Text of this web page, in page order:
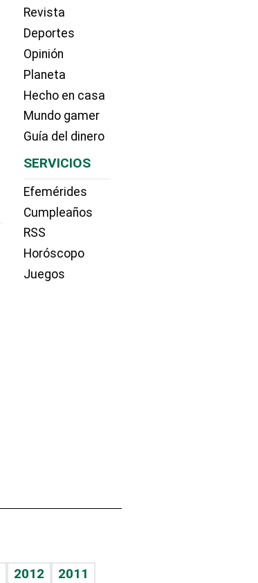
Revista
Deportes
Opinión
Planeta
Hecho en casa
Mundo gamer
Guía del dinero
SERVICIOS
Efemérides
Cumpleaños
RSS
Horóscopo
Juegos
2012 2011